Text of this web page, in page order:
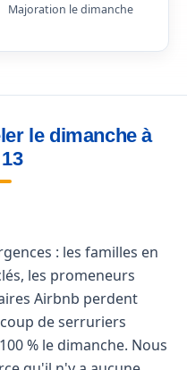
Majoration le dimanche
le dimanche à
: les familles en
les promeneurs
Airbnb perdent
de serruriers
% le dimanche. Nous